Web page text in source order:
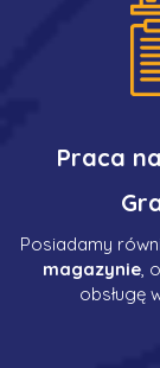
Praca
Posiadamy
magazynie,
obsługę